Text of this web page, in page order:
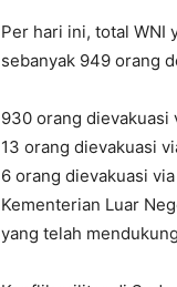
Per hari ini, total WNI
sebanyak 949 orang
930 orang dievakuasi
13 orang dievakuasi
6 orang dievakuasi
Kementerian Luar
yang telah